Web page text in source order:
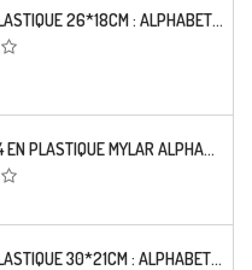
POCHOIR PLASTIQUE 26*18CM : ALPHABET (03)
POCHOIR A4 EN PLASTIQUE MYLAR ALPHABET LETTRE TYPO CHARLEMAGNE 28 MM
POCHOIR PLASTIQUE 30*21CM : ALPHABET (03)